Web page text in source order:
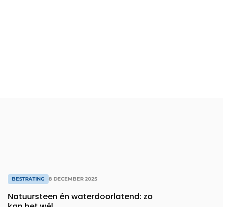
BESTRATING 8 DECEMBER 2025
Natuursteen én waterdoorlatend: zo